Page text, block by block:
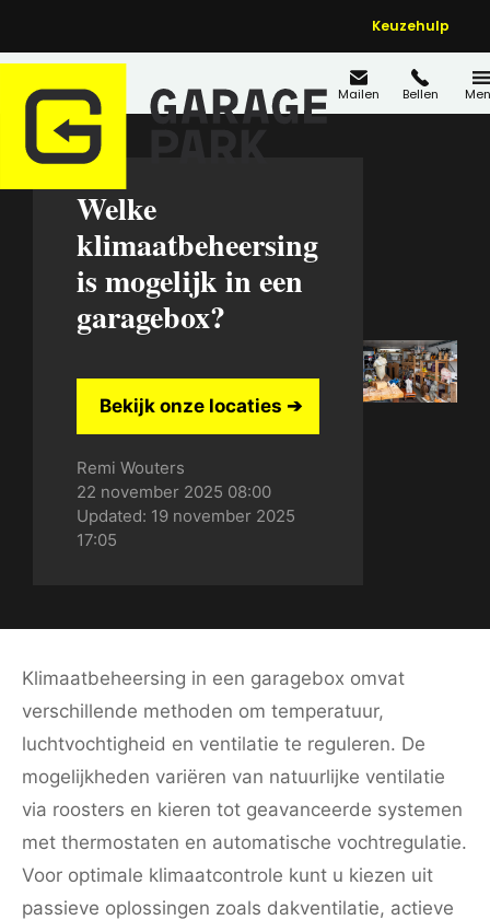
Keuzehulp
Mailen Bellen
Welke
klimaatbeheersing
is mogelijk in een
garagebox?
Bekijk onze locaties ➔
Posted
by:
Remi Wouters
22 november 2025 08:00
Updated: 19 november 2025
17:05
Klimaatbeheersing in een garagebox omvat
verschillende methoden om temperatuur,
luchtvochtigheid en ventilatie te reguleren. De
mogelijkheden variëren van natuurlijke ventilatie
via roosters en kieren tot geavanceerde systemen
met thermostaten en automatische vochtregulatie.
Voor optimale klimaatcontrole kunt u kiezen uit
passieve oplossingen zoals dakventilatie, actieve